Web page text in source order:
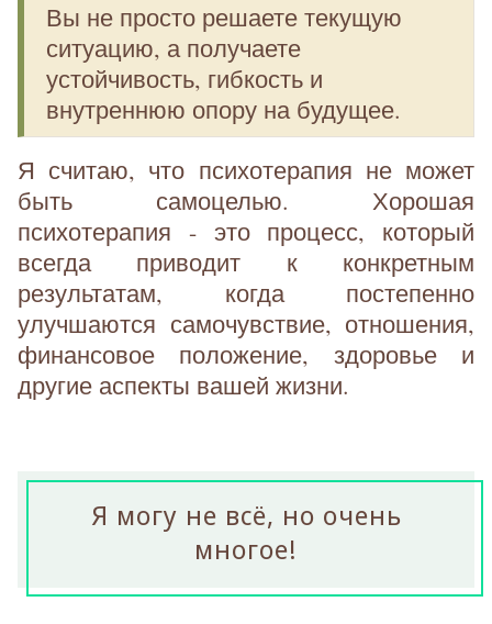
Вы не просто решаете текущую
ситуацию, а получаете
устойчивость, гибкость и
внутреннюю опору на будущее.
Я считаю, что психотерапия не может
быть самоцелью. Хорошая
психотерапия - это процесс, который
всегда приводит к конкретным
результатам, когда постепенно
улучшаются самочувствие, отношения,
финансовое положение, здоровье и
другие аспекты вашей жизни.
Я могу не всё, но очень
многое!